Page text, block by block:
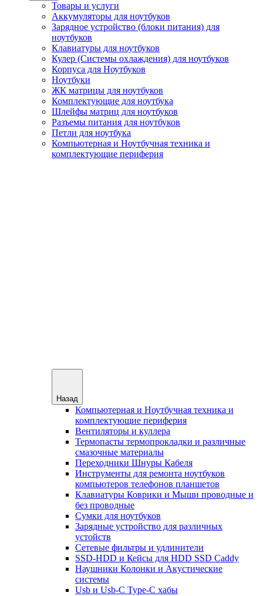
Товары и услуги
Аккумуляторы для ноутбуков
Зарядное устройство (блоки питания) для
ноутбуков
Клавиатуры для ноутбуков
Кулер (Системы охлаждения) для ноутбуков
Корпуса для Ноутбуков
Ноутбуки
ЖК матрицы для ноутбуков
Комплектующие для ноутбука
Шлейфы матриц для ноутбуков
Разъемы питания для ноутбуков
Петли для ноутбука
Компьютерная и Ноутбучная техника и
комплектующие периферия
Назад
Компьютерная и Ноутбучная техника и
комплектующие периферия
Вентиляторы и куллера
Термопасты термопрокладки и различные
смазочные материалы
Переходники Шнуры Кабеля
Инструменты для ремонта ноутбуков
компьютеров телефонов планшетов
Клавиатуры Коврики и Мыши проводные и
без проводные
Сумки для ноутбуков
Зарядные устройство для различных
устойств
Сетевые фильтры и удлинители
SSD-HDD и Кейсы для HDD SSD Caddy
Наушники Колонки и Акустические
системы
Usb и Usb-C Type-C хабы